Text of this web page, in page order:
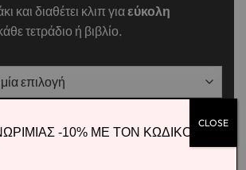
και διαθέτει κλιπ γιαεύκολη
τετράδιο ή βιβλίο.
ΜΕΛΑΝΗΣ V-BALL 0.5mm ποσότητα
-10% ΜΕ ΤΟΝ ΚΩΔΙΚΟ
CLOSE